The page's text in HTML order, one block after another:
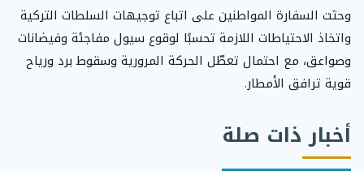
وحثت السفارة المواطنين على اتباع توجيهات السلطات التركية
واتخاذ الاحتياطات اللازمة تحسبًا لوقوع سيول مفاجئة وفيضانات
وصواعق، مع احتمال تعطّل الحركة المرورية وسقوط برد ورياح
قوية ترافق الأمطار.
أخبار ذات صلة